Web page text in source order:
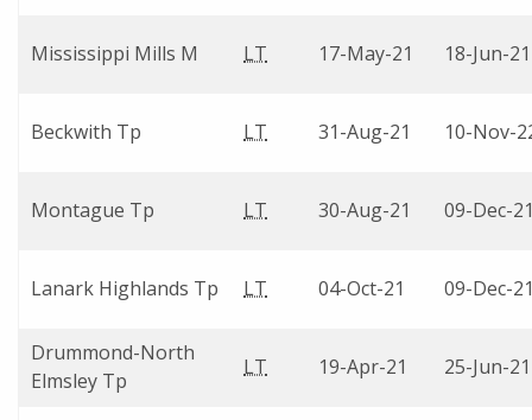
Mississippi Mills M LT 17-May-21 18-Jun-21
Beckwith Tp LT 31-Aug-21 10-Nov-
Montague Tp LT 30-Aug-21 09-Dec-
Lanark Highlands Tp LT 04-Oct-21 09-Dec-
Drummond-North
Elmsley Tp
LT 19-Apr-21 25-Jun-21